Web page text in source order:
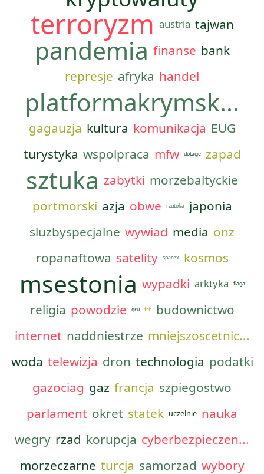
terroryzm austria tajwan
pandemia finanse bank
represje afryka handel
platformakrymsk...
gagauzja kultura komunikacja EUG
turystyka wspolpraca mfw dotacje zapad
sztuka zabytki morzebaltyckie
portmorski azja obwe rzutoka
japonia
sluzbyspecjalne wywiad media onz
ropanaftowa satelity spacex kosmos
msestonia wypadki arktyka flaga
religia powodzie gru fsb
budownictwo
internet naddniestrze mniejszoscetnic...
woda telewizja dron technologia podatki
gazociag gaz francja szpiegostwo
parlament okret statek uczelnie nauka
wegry rzad korupcja cyberbezpieczen...
morzeczarne turcja samorzad wybory